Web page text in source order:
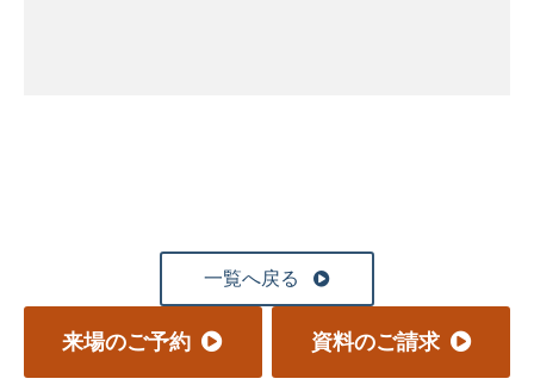
一覧へ戻る
来場のご予約 資料のご請求